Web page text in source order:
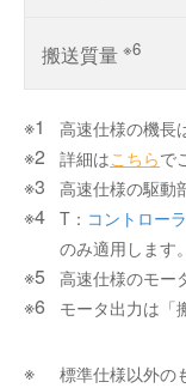
搬送質量 ※6
高速仕様の機長
詳細はこちらで
高速仕様の駆動
T： コントロー
のみ適用します。
高速仕様のモー
モータ出力は「
標準仕様以外の